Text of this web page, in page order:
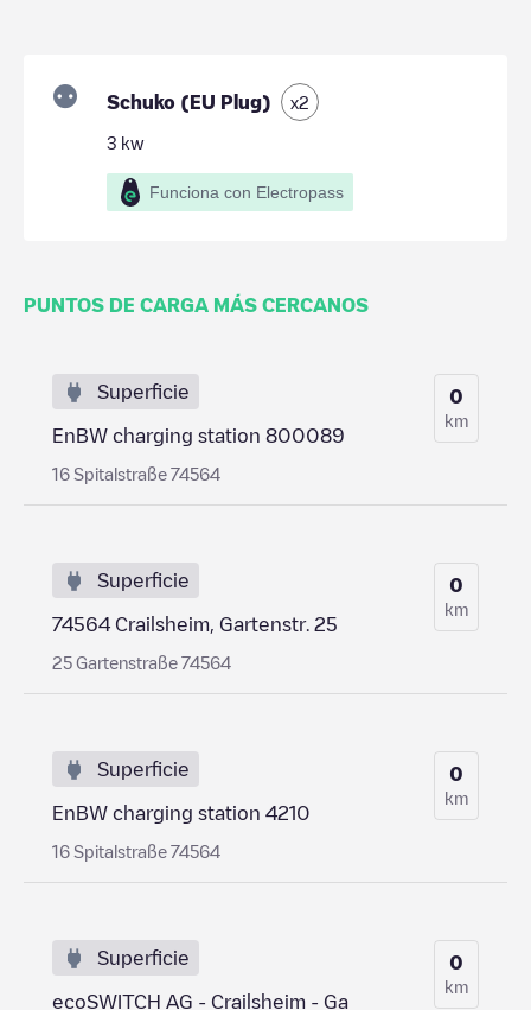
Schuko (EU Plug) x2
3 kw
Funciona con Electropass
PUNTOS DE CARGA MÁS CERCANOS
Superficie
EnBW charging station 800089
16 Spitalstraße 74564
0
km
Superficie
74564 Crailsheim, Gartenstr. 25
25 Gartenstraße 74564
0
km
Superficie
EnBW charging station 4210
16 Spitalstraße 74564
0
km
Superficie
ecoSWITCH AG - Crailsheim - Ga
0
km